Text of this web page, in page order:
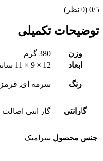
‫0/5 ‫(0 نظر)
توضیحات تکمیلی
وزن
380 گرم
ابعاد
12 × 9 × 11 سانتیمتر
رنگ سرمه ای,
گارانتی گار انتی
جنس محصول سرامیک